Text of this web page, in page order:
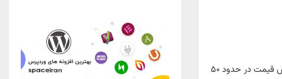
بر اساس اعلام رسمی سایت NIC.IR، تعرفه ثبت و تمدید دامنه‌ های .ir پس از این افزایش قیمت در حدود ۵۰